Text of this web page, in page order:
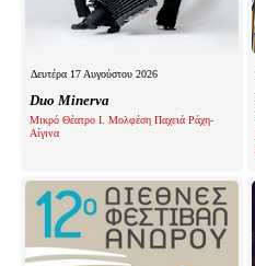
Δευτέρα 17 Αυγούστου 2026
Duo Minerva
Μικρό Θέατρο Ι. Μολφέση Παχειά Ράχη-
Αίγινα